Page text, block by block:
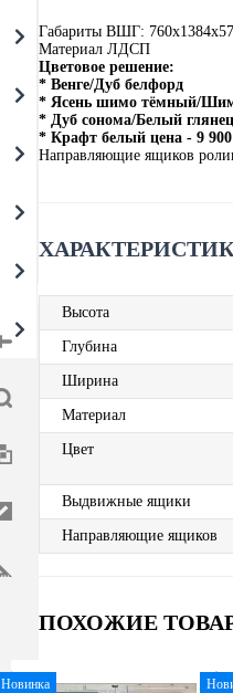
Габариты ВШГ:
Материал ЛДСП
Цветовое решение:
* Венге/Дуб белфорд
* Ясень шимо тёмный/
* Дуб сонома/Белый
* Крафт белый цена - 9 900
Направляющие ящиков
Высота
Глубина
Ширина
Материал
Цвет
Выдвижные ящики
Направляющие ящиков
ПОХОЖИЕ
Новинка